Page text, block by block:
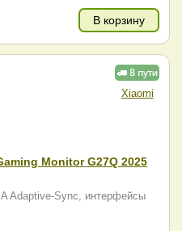
В корзину
Xiaomi
Monitor G27Q 2025
Adaptive-Sync, интерфейсы